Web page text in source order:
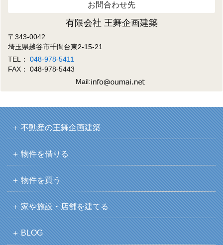
お問合わせ先
有限会社 王舞企画建築
〒343-0042
埼玉県越谷市千間台東2-15-21
TEL：048-978-5411
FAX： 048-978-5443
Mail:
不動産の王舞企画建築
物件を借りる
物件を買う
家や施設・店舗を建てる
BLOG